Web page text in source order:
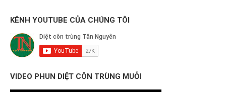
KÊNH YOUTUBE CỦA CHÚNG TÔI
VIDEO PHUN DIỆT CÔN TRÙNG MUỖI